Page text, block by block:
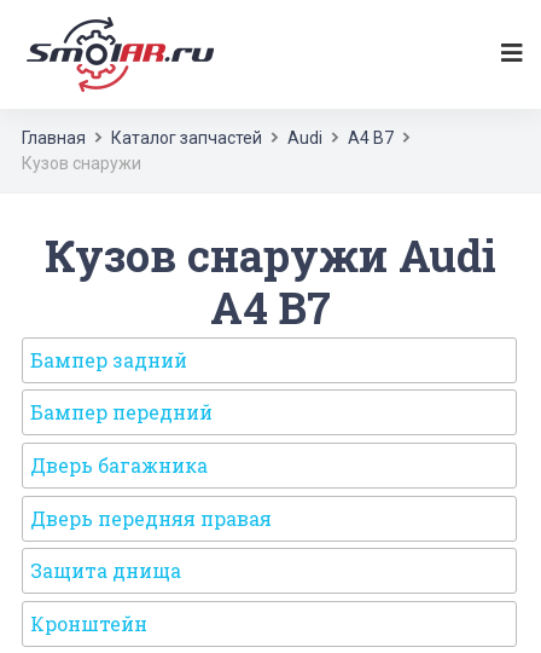
Главная Каталог запчастей Audi
A4 B7
Кузов снаружи
Кузов снаружи Audi
A4 B7
Бампер задний
Бампер передний
Дверь багажника
Дверь передняя правая
Защита днища
Кронштейн